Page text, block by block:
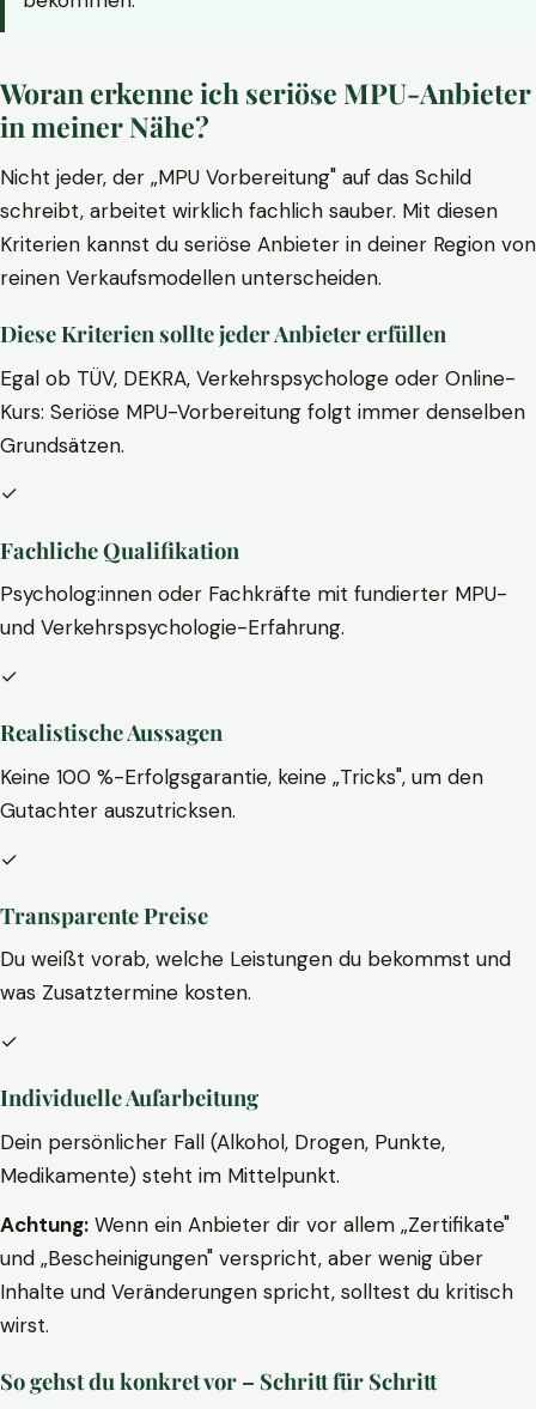
Woran erkenne ich seriöse MPU-Anbieter
in meiner Nähe?
Nicht jeder, der „MPU Vorbereitung" auf das Schild
schreibt, arbeitet wirklich fachlich sauber. Mit diesen
Kriterien kannst du seriöse Anbieter in deiner Region von
reinen Verkaufsmodellen unterscheiden.
Diese Kriterien sollte jeder Anbieter erfüllen
Egal ob TÜV, DEKRA, Verkehrspsychologe oder Online-
Kurs: Seriöse MPU-Vorbereitung folgt immer denselben
Grundsätzen.
✓
Fachliche Qualifikation
Psycholog:innen oder Fachkräfte mit fundierter MPU-
und Verkehrspsychologie-Erfahrung.
✓
Realistische Aussagen
Keine 100 %-Erfolgsgarantie, keine „Tricks", um den
Gutachter auszutricksen.
✓
Transparente Preise
Du weißt vorab, welche Leistungen du bekommst und
was Zusatztermine kosten.
✓
Individuelle Aufarbeitung
Dein persönlicher Fall (Alkohol, Drogen, Punkte,
Medikamente) steht im Mittelpunkt.
Achtung: Wenn ein Anbieter dir vor allem „Zertifikate"
und „Bescheinigungen" verspricht, aber wenig über
Inhalte und Veränderungen spricht, solltest du kritisch
wirst.
So gehst du konkret vor – Schritt für Schritt